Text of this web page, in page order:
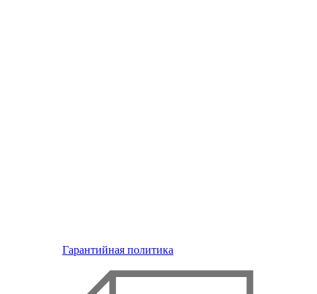
Гарантийная политика